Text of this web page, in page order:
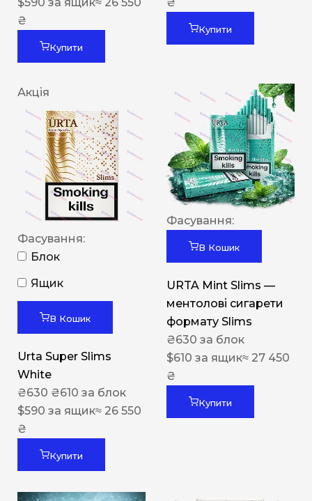
$590 за ящик≈ 26 550
₴
Купити
₴
Купити
Акція
Фасування:
Блок
Ящик
В Кошик
Urta Super Slims
White
₴630 ₴610 за блок
$590 за ящик≈ 26 550
₴
Купити
Фасування:
В Кошик
URTA Mint Slims —
ментолові сигарети
формату Slims
₴630 за блок
$610 за ящик≈ 27 450
₴
Купити